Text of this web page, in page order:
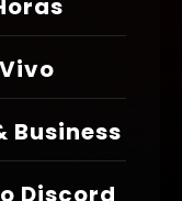
Business
Discord